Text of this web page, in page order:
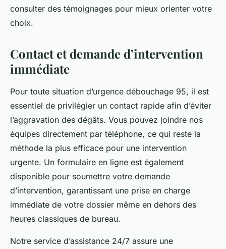
consulter des témoignages pour mieux orienter votre
choix.
Contact et demande d’intervention
immédiate
Pour toute situation d’urgence débouchage 95, il est
essentiel de privilégier un contact rapide afin d’éviter
l’aggravation des dégâts. Vous pouvez joindre nos
équipes directement par téléphone, ce qui reste la
méthode la plus efficace pour une intervention
urgente. Un formulaire en ligne est également
disponible pour soumettre votre demande
d’intervention, garantissant une prise en charge
immédiate de votre dossier même en dehors des
heures classiques de bureau.
Notre service d’assistance 24/7 assure une